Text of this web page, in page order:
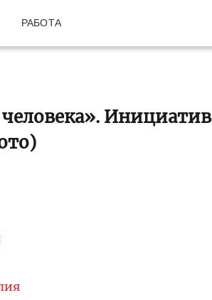
РАБОТА